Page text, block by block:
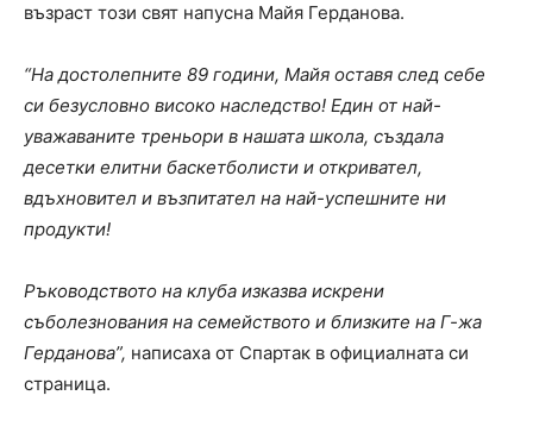
възраст този свят напусна Майя Герданова.
“На достолепните 89 години, Майя оставя след себе
си безусловно високо наследство! Един от най-
уважаваните треньори в нашата школа, създала
десетки елитни баскетболисти и откривател,
вдъхновител и възпитател на най-успешните ни
продукти!
Ръководството на клуба изказва искрени
съболезнования на семейството и близките на Г-жа
Герданова”, написаха от Спартак в официалната си
страница.